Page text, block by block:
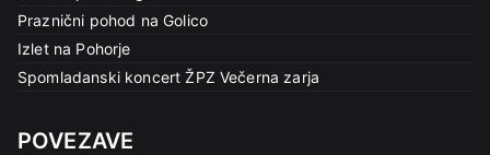
Praznični pohod na Golico
Izlet na Pohorje
Spomladanski koncert ŽPZ Večerna zarja
POVEZAVE